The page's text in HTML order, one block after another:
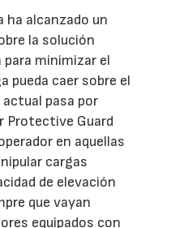
ha alcanzado un
la solución
minimizar el
pueda caer sobre el
pasa por
Protective Guard
en aquellas
cargas
de elevación
que vayan
equipados con